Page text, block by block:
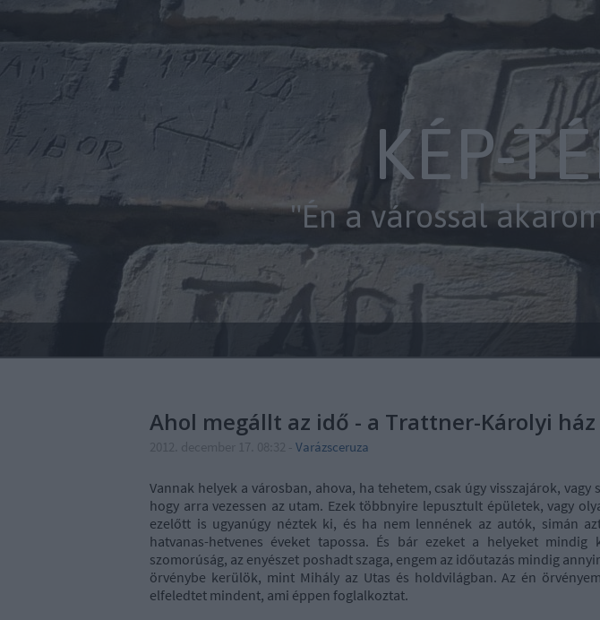
KÉP-
"Én a várossal
Ahol megállt az idő - a Trattner-Károlyi ház
Varázsceruza
Vannak helyek a városban, ahova, ha tehetem, csak úgy visszajárok, vagy
hogy arra vezessen az utam. Ezek többnyire lepusztult épületek, vagy
ezelőtt is ugyanúgy néztek ki, és ha nem lennének az autók, simán
hatvanas-hetvenes éveket tapossa. És bár ezeket a helyeket mindig
szomorúság, az enyészet poshadt szaga, engem az időutazás mindig
örvénybe kerülök, mint Mihály az Utas és holdvilágban. Az én
elfeledtet mindent, ami éppen foglalkoztat.